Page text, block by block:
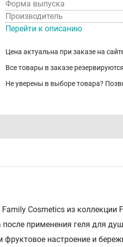
Форма выпуска
Производитель
Перейти к описанию
Цена актуальна при заказе на
Все товары в заказе
Не уверены в выборе товара?
Cosmetics из коллекции
применения геля для
настроение и